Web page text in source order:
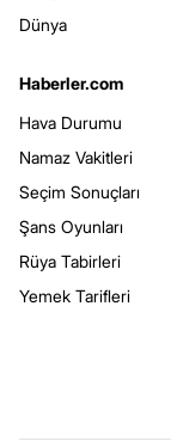
Dünya
Haberler.com
Hava Durumu
Namaz Vakitleri
Seçim Sonuçları
Şans Oyunları
Rüya Tabirleri
Yemek Tarifleri